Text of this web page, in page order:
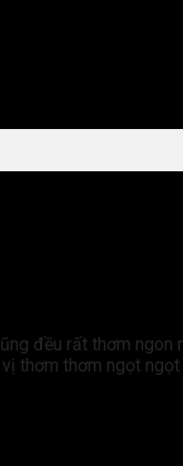
đều rất thơm ngon
thơm thơm ngọt ngọt